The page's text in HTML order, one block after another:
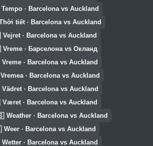
Tempo · Barcelona vs Auckland
tiết · Barcelona vs Auckland
Vejret · Barcelona vs Auckland
Vreme · Барселона vs Окланд
Vreme · Barcelona vs Auckland
Vremea · Barcelona vs Auckland
Vädret · Barcelona vs Auckland
Været · Barcelona vs Auckland
Weather · Barcelona vs Auckland
Weer · Barcelona vs Auckland
Wetter · Barcelona vs Auckland